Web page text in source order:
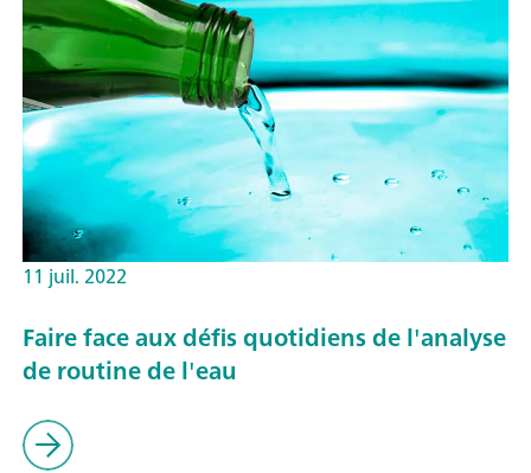
11 juil. 2022
Faire face aux défis quotidiens de l'analyse
de routine de l'eau